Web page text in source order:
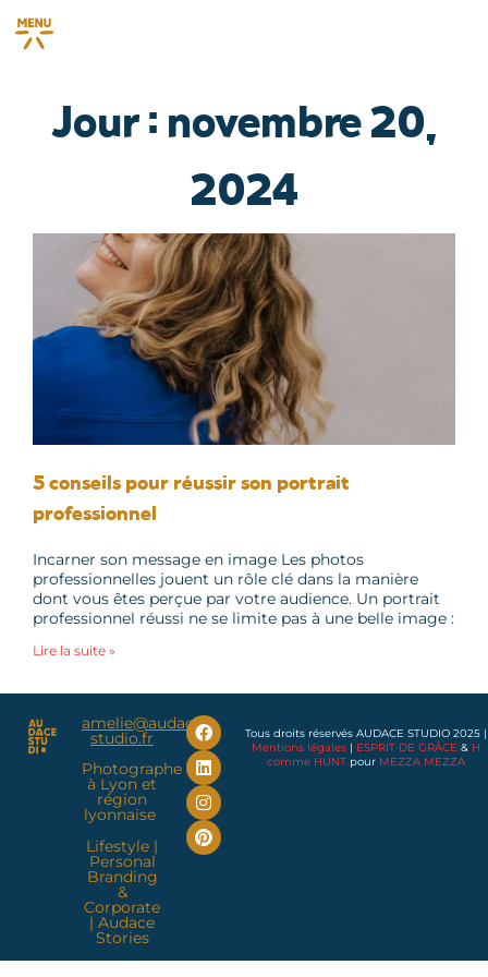
Jour : novembre 20,
2024
5 conseils pour réussir son portrait
professionnel
Incarner son message en image Les photos
professionnelles jouent un rôle clé dans la manière
dont vous êtes perçue par votre audience. Un portrait
professionnel réussi ne se limite pas à une belle image :
Lire la suite »
amelie@audace-
studio.fr
Photographe
à Lyon et
région
lyonnaise
Lifestyle |
Personal
Branding
&
Corporate
| Audace
Stories
Tous droits réservés AUDACE STUDIO 2025 |
Mentions légales | ESPRIT DE GRÂCE & H
comme HUNT pour MEZZA MEZZA